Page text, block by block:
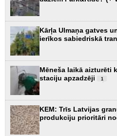
Kārļa Ulmaņa gatves
ierīkos sabiedriskā
Mēneša laikā aizturēti
staciju apzadzēji
1
KEM: Trīs Latvijas
produkciju prioritāri